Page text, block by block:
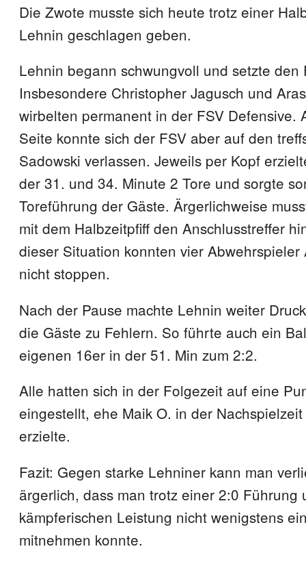
Die Zwote musste sich heute trotz einer
Lehnin geschlagen geben.
Lehnin begann schwungvoll und setzte den
Insbesondere Christopher Jagusch und
wirbelten permanent in der FSV Defensive.
Seite konnte sich der FSV aber auf den
Sadowski verlassen. Jeweils per Kopf
der 31. und 34. Minute 2 Tore und sorgte
Toreführung der Gäste. Ärgerlichweise
mit dem Halbzeitpfiff den Anschlusstreffer
dieser Situation konnten vier Abwehrspieler
nicht stoppen.
Nach der Pause machte Lehnin weiter
die Gäste zu Fehlern. So führte auch ein
eigenen 16er in der 51. Min zum 2:2.
Alle hatten sich in der Folgezeit auf eine
eingestellt, ehe Maik O. in der
erzielte.
Fazit: Gegen starke Lehniner kann man
ärgerlich, dass man trotz einer 2:0 Führung
kämpferischen Leistung nicht wenigstens
mitnehmen konnte.